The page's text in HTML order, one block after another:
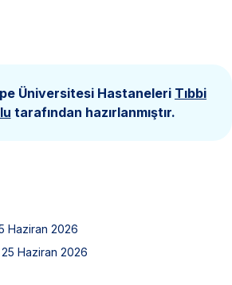
Üniversitesi Hastaneleri Tıbbi
tarafından hazırlanmıştır.
Haziran 2026
25 Haziran 2026